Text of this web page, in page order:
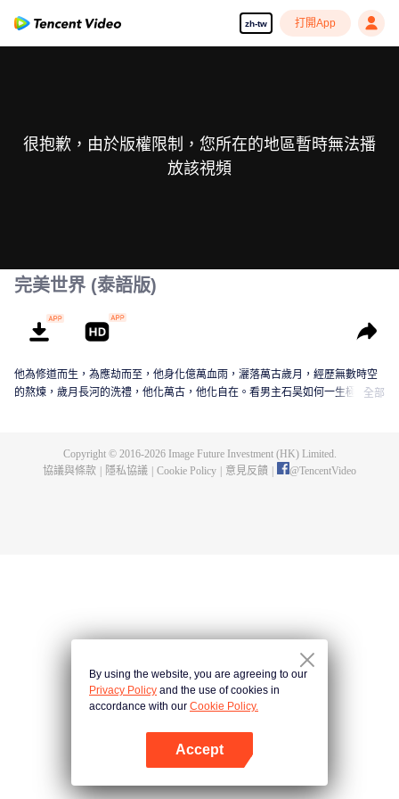
zh-tw 打開App
很抱歉，由於版權限制，您所在的地區暫時無法播
放該視頻
完美世界 (泰語版)
他為修道而生，為應劫而至，他身化億萬血雨，灑落萬古歲月，經歷無數時空
的熬煉，歲月長河的洗禮，他化萬古，他化自在。看男主石昊如何一生極致輝
全部
Copyright © 2016-2026Image Future Investment (HK) Limited.
協議與條款
隱私協議 Cookie Policy 意見反饋 @TencentVideo
By using the website, you are agreeing to our
Privacy Policy and the use of cookies in
accordance with our Cookie Policy.
Accept